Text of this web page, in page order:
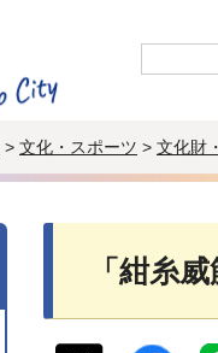
> 文化・スポーツ > 文化財
「紺糸